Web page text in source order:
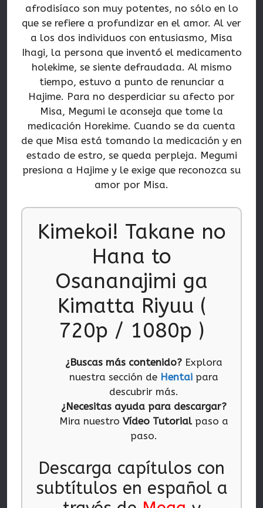
afrodisíaco son muy potentes, no sólo en lo
que se refiere a profundizar en el amor. Al ver
a los dos individuos con entusiasmo, Misa
Ihagi, la persona que inventó el medicamento
holekime, se siente defraudada. Al mismo
tiempo, estuvo a punto de renunciar a
Hajime. Para no desperdiciar su afecto por
Misa, Megumi le aconseja que tome la
medicación Horekime. Cuando se da cuenta
de que Misa está tomando la medicación y en
estado de estro, se queda perpleja. Megumi
presiona a Hajime y le exige que reconozca su
amor por Misa.
Kimekoi! Takane no
Hana to
Osananajimi ga
Kimatta Riyuu (
720p / 1080p )
¿Buscas más contenido? Explora
nuestra sección de Hentai para
descubrir más.
¿Necesitas ayuda para descargar?
Mira nuestroVídeo Tutorialpaso a
paso.
Descarga capítulos con
subtítulos en español a